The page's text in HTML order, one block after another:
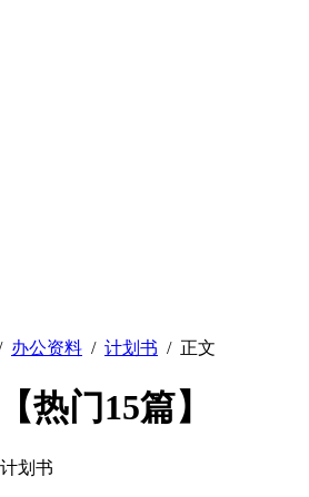
办公资料 / 计划书 / 正文
热门15篇】
计划书